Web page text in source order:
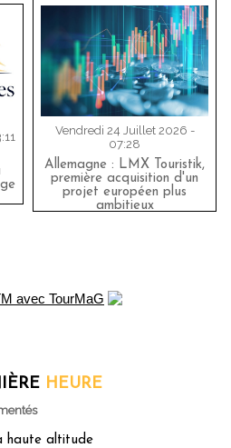
Vendredi 24 Juillet 2026 -
07:28
Allemagne : LMX Touristik,
première acquisition d'un
projet européen plus
ambitieux
HEURE
haute altitude